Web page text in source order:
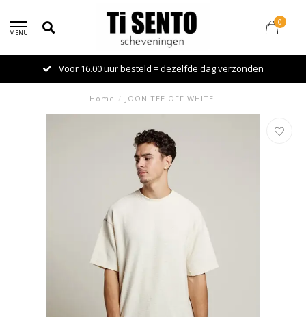
MENU
0
Voor 16.00 uur besteld = dezelfde dag verzonden
Home / JOON TEE OFF WHITE